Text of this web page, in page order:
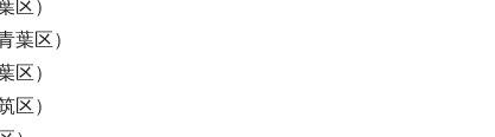
区）
葉区）
区）
区）